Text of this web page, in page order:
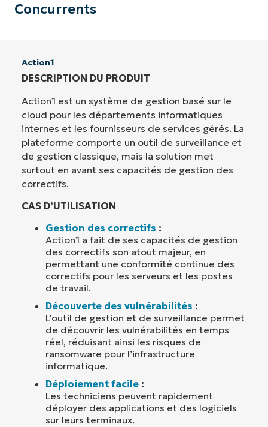
Concurrents
Action1
DESCRIPTION DU PRODUIT
Action1 est un système de gestion basé sur le
cloud pour les départements informatiques
internes et les fournisseurs de services gérés. La
plateforme comporte un outil de surveillance et
de gestion classique, mais la solution met
surtout en avant ses capacités de gestion des
correctifs.
CAS D’UTILISATION
Gestion des correctifs :
Action1 a fait de ses capacités de gestion
des correctifs son atout majeur, en
permettant une conformité continue des
correctifs pour les serveurs et les postes
de travail.
Découverte des vulnérabilités :
L’outil de gestion et de surveillance permet
de découvrir les vulnérabilités en temps
réel, réduisant ainsi les risques de
ransomware pour l’infrastructure
informatique.
Déploiement facile :
Les techniciens peuvent rapidement
déployer des applications et des logiciels
sur leurs terminaux.